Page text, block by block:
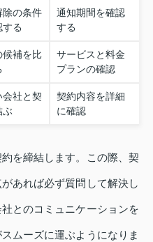
除の条件
する
通知期間を確認
する
候補を比
サービスと料金
プランの確認
会社と契
ぶ
契約内容を詳細
に確認
を締結します。この際、契
あれば必ず質問して解決し
とのコミュニケーションを
ムーズに運ぶようになりま